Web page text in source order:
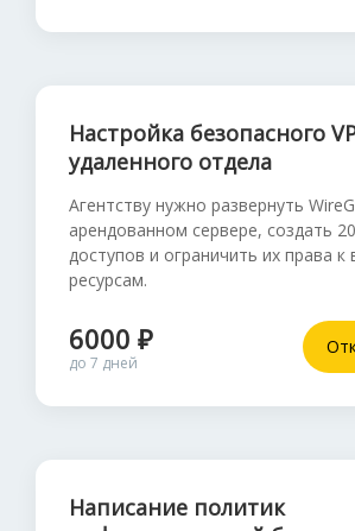
Настройка безопасного
удаленного отдела
Агентству нужно развернуть
арендованном сервере, создать
доступов и ограничить их права к
ресурсам.
6000 ₽
до 7 дней
Написание политик